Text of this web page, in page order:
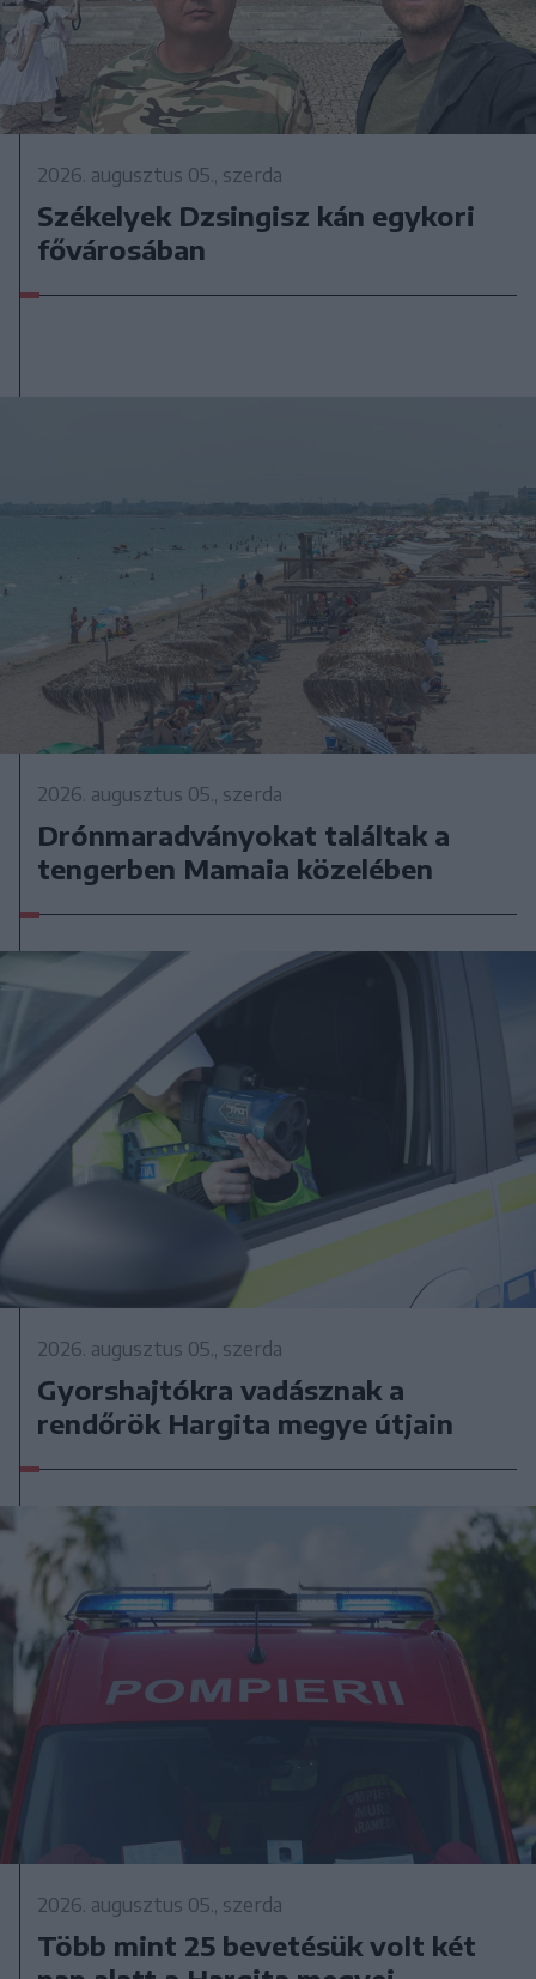
2026. augusztus 05., szerda
Székelyek Dzsingisz kán egykori
fővárosában
2026. augusztus 05., szerda
Drónmaradványokat találtak a
tengerben Mamaia közelében
2026. augusztus 05., szerda
Gyorshajtókra vadásznak a
rendőrök Hargita megye útjain
2026. augusztus 05., szerda
Több mint 25 bevetésük volt két